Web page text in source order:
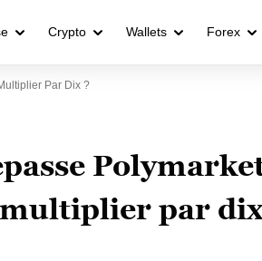
Crypto Wallets Forex
Par Dix ?
par